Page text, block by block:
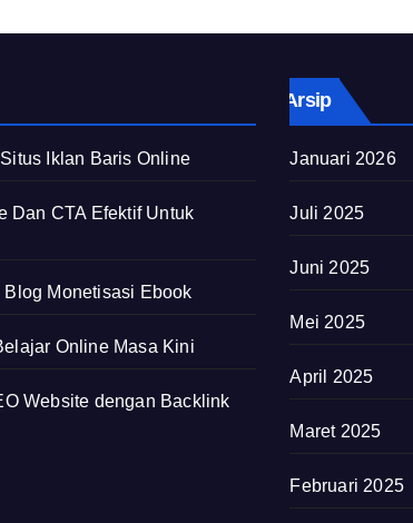
Iklan Baris Online
Dan CTA Efektif Untuk
Monetisasi Ebook
Online Masa Kini
Website dengan Backlink
Arsip
Januari 2026
Juli 2025
Juni 2025
Mei 2025
April 2025
Maret 2025
Februari 2025